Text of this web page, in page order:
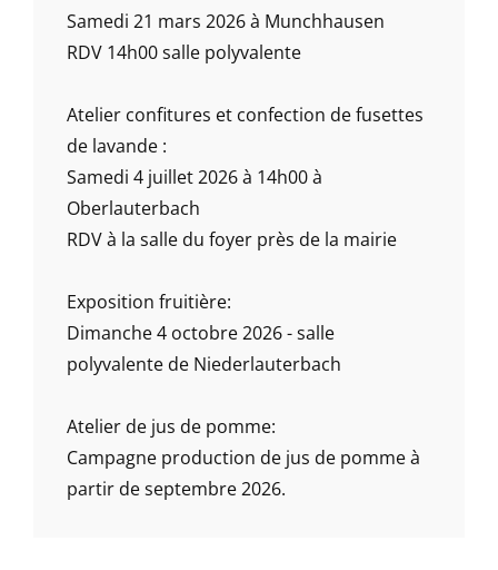
Samedi 21 mars 2026 à Munchhausen
RDV 14h00 salle polyvalente
Atelier confitures et confection de fusettes
de lavande :
Samedi 4 juillet 2026 à 14h00 à
Oberlauterbach
RDV à la salle du foyer près de la mairie
Exposition fruitière:
Dimanche 4 octobre 2026 - salle
polyvalente de Niederlauterbach
Atelier de jus de pomme:
Campagne production de jus de pomme à
partir de septembre 2026.